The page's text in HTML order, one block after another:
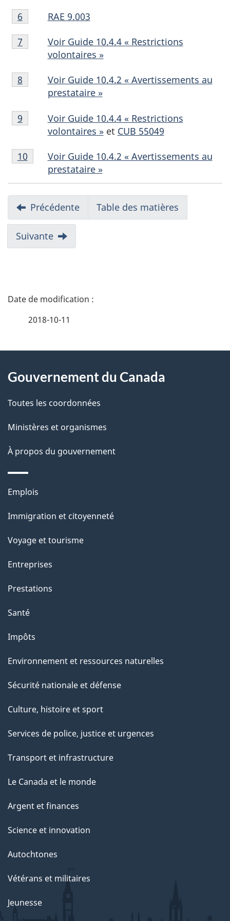
page
4
bas
de
page
5
Note
de
bas
de
6
RAE 9.003
Retour à la référence de la note de bas de page
6
Note
de
de
page
Voir Guide 10.4.4 « Restrictions
volontaires »
Retour à la référence de la note de bas de page
7
Note
de
de
page
Voir Guide 10.4.2 « Avertissements au
prestataire »
Retour à la référence de la note de bas de page
8
Note
de
de
page
Voir Guide 10.4.4 « Restrictions
volontaires »et CUB 55049
Retour à la référence de la note de bas de page
9
Note
de
page
10
Voir Guide 10.4.2 « Avertissements au
prestataire »
Retour à la référence de la note de bas de page
10
N
a
v
a
i
o
u
r
p
o
r
t
Précédente Table des matières
Suivante
D
i
l
s
d
e
l
a
p
a
g
e
2018-10-11
propos
de
ce
site
Gouvernement du Canada
Toutes les coordonnées
Ministères et organismes
À propos du gouvernement
Thèmes
sujets
Emplois
Immigration et citoyenneté
Voyage et tourisme
Entreprises
Prestations
Santé
Impôts
Environnement et ressources naturelles
Sécurité nationale et défense
Culture, histoire et sport
Services de police, justice et urgences
Transport et infrastructure
Le Canada et le monde
Argent et finances
Science et innovation
Autochtones
Vétérans et militaires
Jeunesse